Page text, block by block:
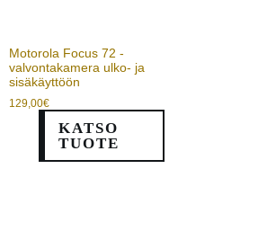
Motorola Focus 72 -
valvontakamera ulko- ja
sisäkäyttöön
129,00€
KATSO
TUOTE